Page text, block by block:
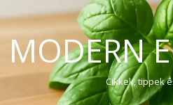
MODERN
Cikkek, tippek